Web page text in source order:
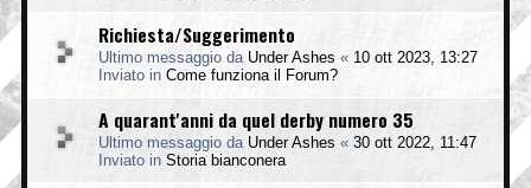
Richiesta/Suggerimento
Ultimo messaggio da Under Ashes « 10 ott 2023, 13:27
Inviato in Come funziona il Forum?
A quarant'anni da quel derby numero 35
Ultimo messaggio da Under Ashes « 30 ott 2022, 11:47
Inviato in Storia bianconera